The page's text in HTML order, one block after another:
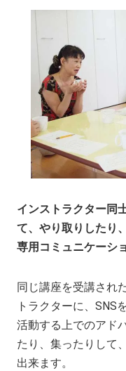
インストラクター同
て、やり取りしたり
専用コミュニケーシ
同じ講座を受講され
トラクターに、SNS
活動する上でのアド
たり、集ったりして
出来ます。